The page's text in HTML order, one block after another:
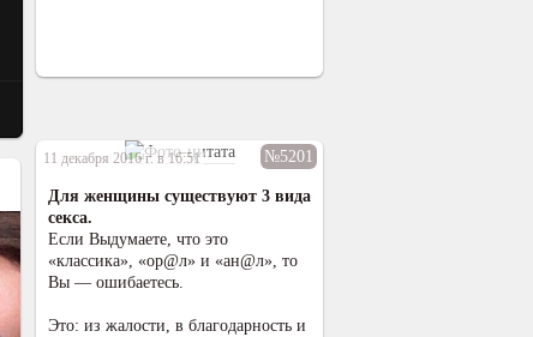
11 декабря 2016 г. в 16:51 №5201
Для женщины существуют 3 вида
ceкcа.
Если Выдумаете, что это
«классика», «ор@л» и «ан@л», то
Вы — ошибаетесь.
Это: из жалости, в благодарность и